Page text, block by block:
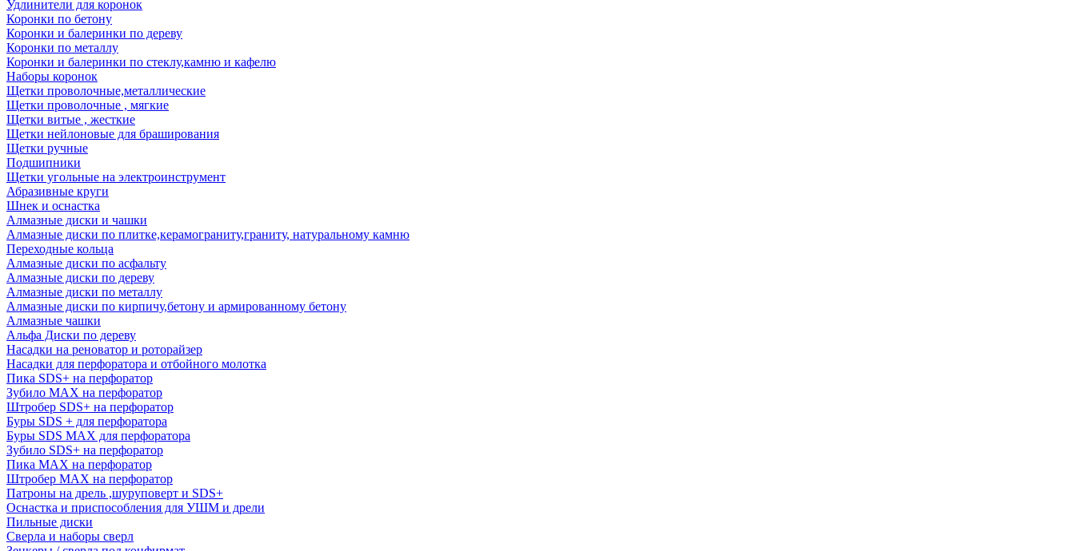
Удлинители для коронок
Коронки по бетону
Коронки и балеринки по дереву
Коронки по металлу
Коронки и балеринки по стеклу,камню и кафелю
Наборы коронок
Щетки проволочные,металлические
Щетки проволочные , мягкие
Щетки витые , жесткие
Щетки нейлоновые для браширования
Щетки ручные
Подшипники
Щетки угольные на электроинструмент
Абразивные круги
Шнек и оснастка
Алмазные диски и чашки
Алмазные диски по плитке,керамограниту,граниту, натуральному камню
Переходные кольца
Алмазные диски по асфальту
Алмазные диски по дереву
Алмазные диски по металлу
Алмазные диски по кирпичу,бетону и армированному бетону
Алмазные чашки
Альфа Диски по дереву
Насадки на реноватор и роторайзер
Насадки для перфоратора и отбойного молотка
Пика SDS+ на перфоратор
Зубило MAX на перфоратор
Штробер SDS+ на перфоратор
Буры SDS + для перфоратора
Буры SDS MAX для перфоратора
Зубило SDS+ на перфоратор
Пика MAX на перфоратор
Штробер MAX на перфоратор
Патроны на дрель ,шуруповерт и SDS+
Оснастка и приспособления для УШМ и дрели
Пильные диски
Сверла и наборы сверл